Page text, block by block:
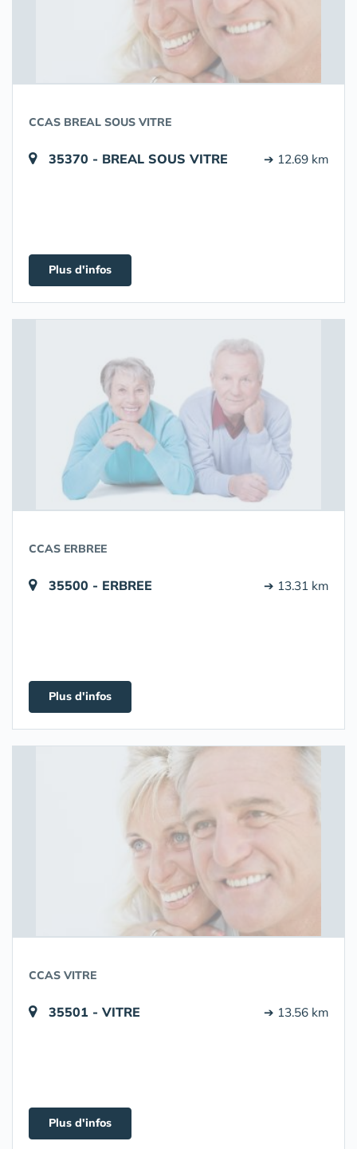
CCAS BREAL SOUS VITRE
35370 - BREAL SOUS VITRE ➔ 12.69 km
Plus d'infos
CCAS ERBREE
35500 - ERBREE ➔ 13.31 km
Plus d'infos
CCAS VITRE
35501 - VITRE ➔ 13.56 km
Plus d'infos